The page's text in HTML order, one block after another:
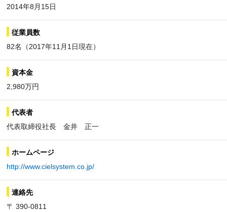
2014年8月15日
従業員数
82名（2017年11月1日現在）
資本金
2,980万円
代表者
代表取締役社長 金井 正一
ホームページ
http://www.cielsystem.co.jp/
連絡先
〒 390-0811